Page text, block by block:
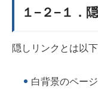
１−２−１．
隠しリンクとは以
白背景のペー